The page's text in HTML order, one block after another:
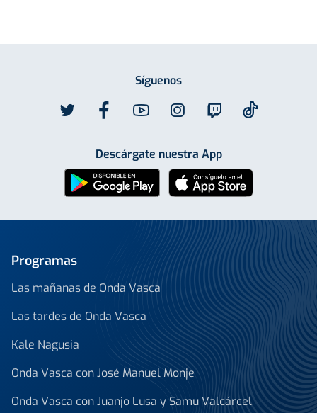
Síguenos
Descárgate nuestra App
Programas
Las mañanas de Onda Vasca
Las tardes de Onda Vasca
Kale Nagusia
Onda Vasca con José Manuel Monje
Onda Vasca con Juanjo Lusa y Samu Valcárcel